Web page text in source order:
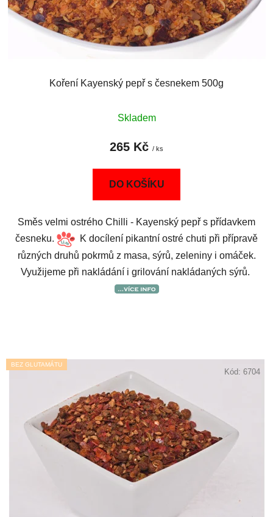
Koření Kayenský pepř s česnekem 500g
Skladem
265 Kč / ks
DO KOŠÍKU
Směs velmi ostrého Chilli - Kayenský pepř s přídavkem
česneku.
K docílení pikantní ostré chuti při přípravě
různých druhů pokrmů z masa, sýrů, zeleniny i omáček.
Využijeme při nakládání i grilování nakládaných sýrů.
BEZ GLUTAMÁTU
Kód: 6704